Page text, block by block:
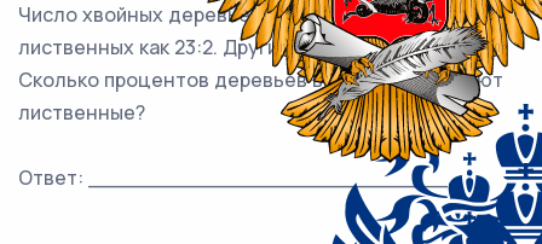
Число хвойных деревьев в парке относится к числу
лиственных как 23:2. Других деревьев в парке нет.
Сколько процентов деревьев в парке составляют
лиственные?
Ответ: ___________________________.